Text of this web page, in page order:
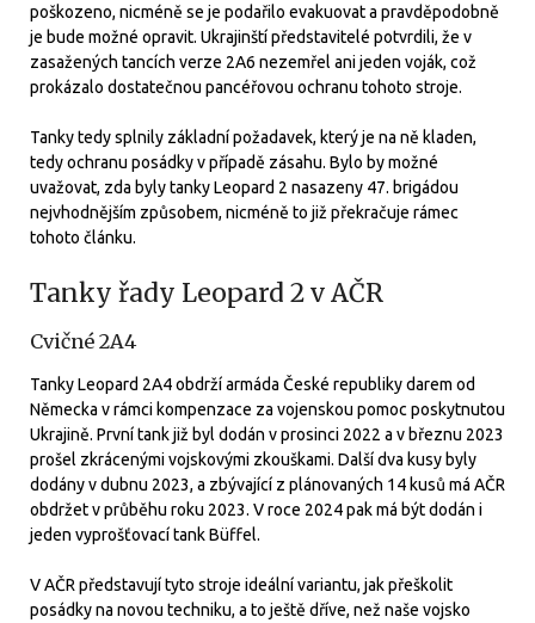
poškozeno, nicméně se je podařilo evakuovat a pravděpodobně
je bude možné opravit. Ukrajinští představitelé potvrdili, že v
zasažených tancích verze 2A6 nezemřel ani jeden voják, což
prokázalo dostatečnou pancéřovou ochranu tohoto stroje.
Tanky tedy splnily základní požadavek, který je na ně kladen,
tedy ochranu posádky v případě zásahu. Bylo by možné
uvažovat, zda byly tanky Leopard 2 nasazeny 47. brigádou
nejvhodnějším způsobem, nicméně to již překračuje rámec
tohoto článku.
Tanky řady Leopard 2 v AČR
Cvičné 2A4
Tanky Leopard 2A4 obdrží armáda České republiky darem od
Německa v rámci kompenzace za vojenskou pomoc poskytnutou
Ukrajině. První tank již byl dodán v prosinci 2022 a v březnu 2023
prošel zkrácenými vojskovými zkouškami. Další dva kusy byly
dodány v dubnu 2023, a zbývající z plánovaných 14 kusů má AČR
obdržet v průběhu roku 2023. V roce 2024 pak má být dodán i
jeden vyprošťovací tank Büffel.
V AČR představují tyto stroje ideální variantu, jak přeškolit
posádky na novou techniku, a to ještě dříve, než naše vojsko